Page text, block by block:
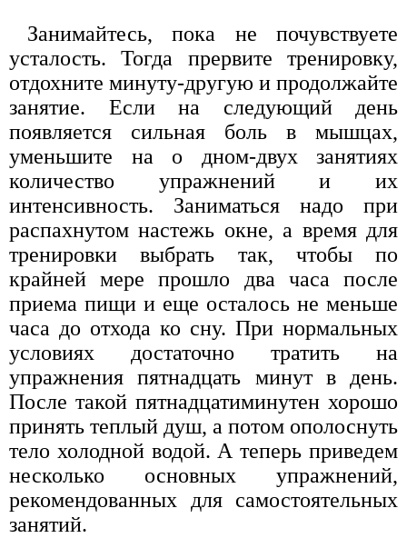
Занимайтесь, пока не почувствуете
усталость. Тогда прервите тренировку,
отдохните минуту-другую и продолжайте
занятие. Если на следующий день
появляется сильная боль в мышцах,
уменьшите на о дном-двух занятиях
количество упражнений и их
интенсивность. Заниматься надо при
распахнутом настежь окне, а время для
тренировки выбрать так, чтобы по
крайней мере прошло два часа после
приема пищи и еще осталось не меньше
часа до отхода ко сну. При нормальных
условиях достаточно тратить на
упражнения пятнадцать минут в день.
После такой пятнадцатиминутен хорошо
принять теплый душ, а потом ополоснуть
тело холодной водой. А теперь приведем
несколько основных упражнений,
рекомендованных для самостоятельных
занятий.